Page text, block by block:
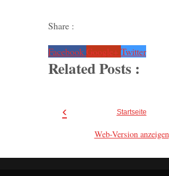
Share :
Facebook Google+ Twitter
Related Posts :
‹ Startseite
Web-Version anzeigen